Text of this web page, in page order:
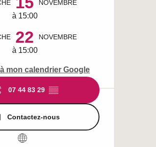
NOVEMBRE
à 15:00
22 NOVEMBRE
à 15:00
mon calendrier Google
07 44 83 29 ▒▒
Contactez-nous